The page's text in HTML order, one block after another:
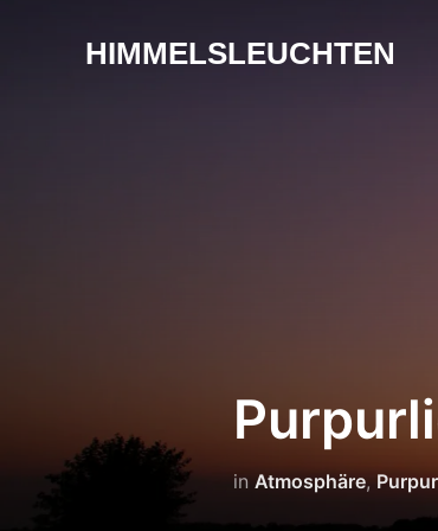
HIMMELSLEUCHTEN
in Atmosphäre,